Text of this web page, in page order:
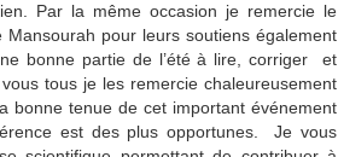
Par la même occasion je remercie le
pour leurs soutiens également.
bonne partie de l’été à lire, corriger et
tous je les remercie chaleureusement.
tenue de cet important événement.
est des plus opportunes. Je vous